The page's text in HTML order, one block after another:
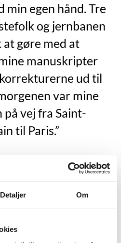
Detaljer Om
min egen hånd. Tre
og jernbanen
at gøre med at
manuskripter
ud til
var mine
på vej fra Saint-
til Paris.”
bind 2, s. 96.
af det samme
forfatterskab. Farfaren
slavinde, Marie Cesette